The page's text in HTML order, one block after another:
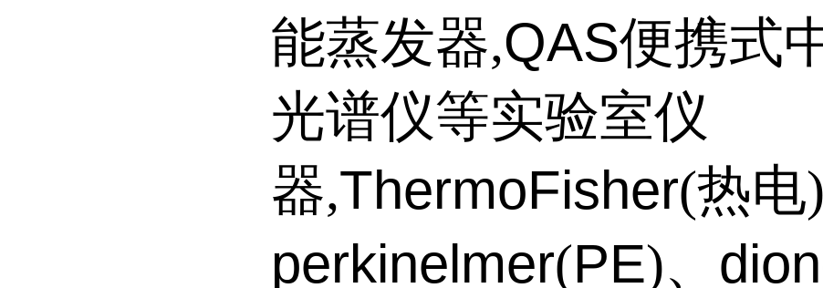
能蒸发器,QAS便携式
光谱仪等实验室仪
器,ThermoFisher(热电)
perkinelmer(PE)、